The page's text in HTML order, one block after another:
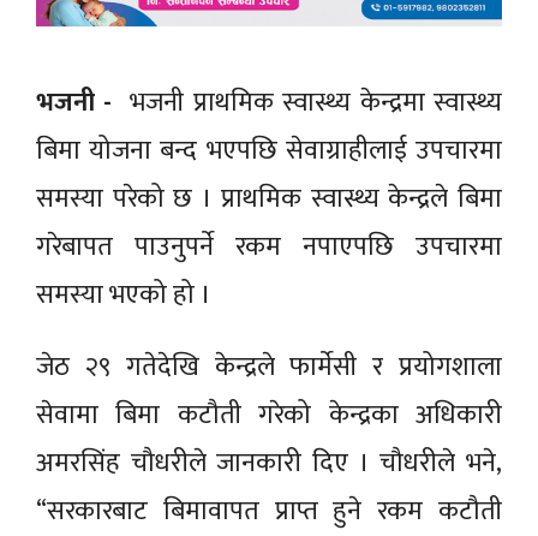
भजनी - भजनी प्राथमिक स्वास्थ्य केन्द्रमा स्वास्थ्य
बिमा योजना बन्द भएपछि सेवाग्राहीलाई उपचारमा
समस्या परेको छ । प्राथमिक स्वास्थ्य केन्द्रले बिमा
गरेबापत पाउनुपर्ने रकम नपाएपछि उपचारमा
समस्या भएको हो ।
जेठ २९ गतेदेखि केन्द्रले फार्मेसी र प्रयोगशाला
सेवामा बिमा कटौती गरेको केन्द्रका अधिकारी
अमरसिंह चौधरीले जानकारी दिए । चौधरीले भने,
“सरकारबाट बिमावापत प्राप्त हुने रकम कटौती